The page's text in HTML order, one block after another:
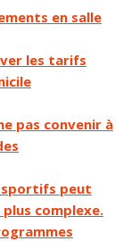
en salle
les tarifs
pas convenir à
sportifs peut
complexe.